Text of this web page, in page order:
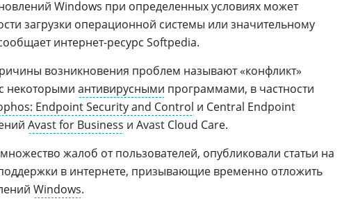
Windows при определенных условиях может
загрузки операционной системы или значительному
интернет-ресурс Softpedia.
возникновения проблем называют «конфликт»
с некоторыми антивирусными программами, в частности
Endpoint Security and Control и Central Endpoint
Avast for Business и Avast Cloud Care.
жалоб от пользователей, опубликовали статьи на
в интернете, призывающие временно отложить
Windows.